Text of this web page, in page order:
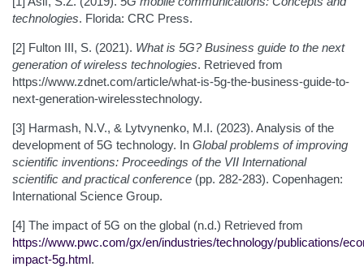
technologies. Florida: CRC Press.
[2] Fulton III, S. (2021). What is 5G? Business guide to the next
generation of wireless technologies. Retrieved from
https://www.zdnet.com/article/what-is-5g-the-business-guide-to-
next-generation-wirelesstechnology.
[3] Harmash, N.V., & Lytvynenko, M.I. (2023). Analysis of the
development of 5G technology. In Global problems of improving
scientific inventions: Proceedings of the VII International
scientific and practical conference (pp. 282-283). Copenhagen:
International Science Group.
[4] The impact of 5G on the global (n.d.) Retrieved from
https://www.pwc.com/gx/en/industries/technology/publications/
impact-5g.html.